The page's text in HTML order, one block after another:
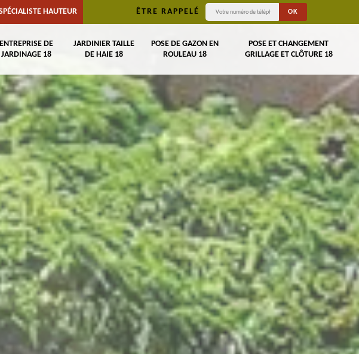
HAUTEUR ÊTRE RAPPELÉ
ENTREPRISE DE
JARDINAGE 18
JARDINIER TAILLE
DE HAIE 18
POSE DE GAZON EN
ROULEAU 18
POSE ET CHANGEMENT
GRILLAGE ET CLÔTURE 18